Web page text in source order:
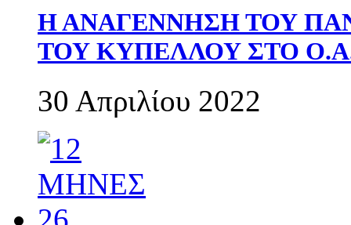
Η ΑΝΑΓΕΝΝΗΣΗ ΤΟΥ
ΤΟΥ ΚΥΠΕΛΛΟΥ ΣΤΟ
30 Απριλίου 2022